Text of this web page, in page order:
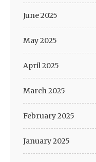
June 2025
May 2025
April 2025
March 2025
February 2025
January 2025